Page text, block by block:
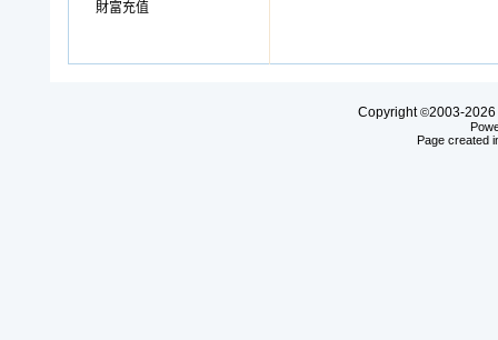
財富充值
Copyright©2003-2026
Page created